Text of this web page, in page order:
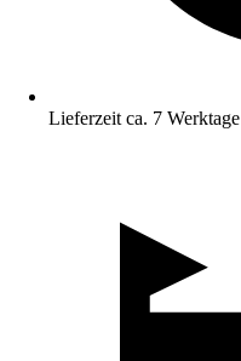
Lieferzeit ca. 7 Werktage